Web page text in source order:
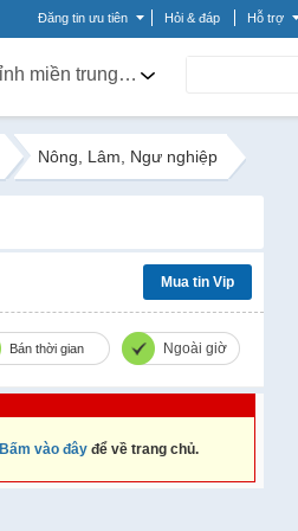
Đăng tin ưu tiên Hỏi & đáp Hỗ trợ
Các tỉnh miền trung khác
Nông, Lâm, Ngư nghiệp
Mua tin Vip
Bán thời gian Ngoài giờ
Bấm vào đây để về trang chủ.